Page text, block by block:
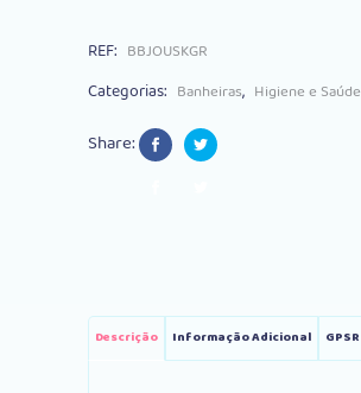
Sense
REF: BBJOUSKGR
Categorias: Banheiras, Higiene e Saúde
Share:
Descrição Informação Adicional GPSR